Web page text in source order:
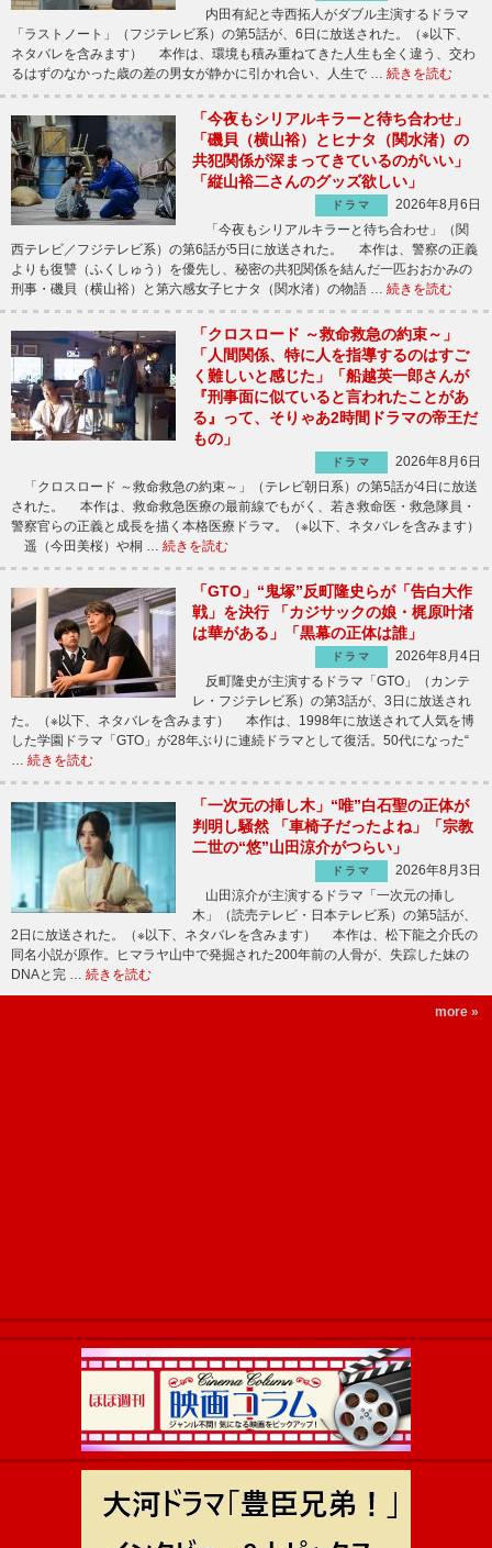
内田有紀と寺西拓人がダブル主演するドラマ
「ラストノート」（フジテレビ系）の第5話が、6日に放送された。（※以下、
ネタバレを含みます） 本作は、環境も積み重ねてきた人生も全く違う、交わ
るはずのなかった歳の差の男女が静かに引かれ合い、人生で … 続きを読む
「今夜もシリアルキラーと待ち合わせ」
「磯貝（横山裕）とヒナタ（関水渚）の
共犯関係が深まってきているのがいい」
「縦山裕二さんのグッズ欲しい」
ドラマ
2026年8月6日
「今夜もシリアルキラーと待ち合わせ」（関
西テレビ／フジテレビ系）の第6話が5日に放送された。 本作は、警察の正義
よりも復讐（ふくしゅう）を優先し、秘密の共犯関係を結んだ一匹おおかみの
刑事・磯貝（横山裕）と第六感女子ヒナタ（関水渚）の物語 … 続きを読む
「クロスロード ～救命救急の約束～」
「人間関係、特に人を指導するのはすご
く難しいと感じた」「船越英一郎さんが
『刑事面に似ていると言われたことがあ
る』って、そりゃあ2時間ドラマの帝王だ
もの」
ドラマ
2026年8月6日
「クロスロード ～救命救急の約束～」（テレビ朝日系）の第5話が4日に放送
された。 本作は、救命救急医療の最前線でもがく、若き救命医・救急隊員・
警察官らの正義と成長を描く本格医療ドラマ。（※以下、ネタバレを含みます）
遥（今田美桜）や桐 … 続きを読む
「GTO」“鬼塚”反町隆史らが「告白大作
戦」を決行 「カジサックの娘・梶原叶渚
は華がある」「黒幕の正体は誰」
ドラマ
2026年8月4日
反町隆史が主演するドラマ「GTO」（カンテ
レ・フジテレビ系）の第3話が、3日に放送され
た。（※以下、ネタバレを含みます） 本作は、1998年に放送されて人気を博
した学園ドラマ「GTO」が28年ぶりに連続ドラマとして復活。50代になった“
… 続きを読む
「一次元の挿し木」“唯”白石聖の正体が
判明し騒然 「車椅子だったよね」「宗教
二世の“悠”山田涼介がつらい」
ドラマ
2026年8月3日
山田涼介が主演するドラマ「一次元の挿し
木」（読売テレビ・日本テレビ系）の第5話が、
2日に放送された。（※以下、ネタバレを含みます） 本作は、松下龍之介氏の
同名小説が原作。ヒマラヤ山中で発掘された200年前の人骨が、失踪した妹の
DNAと完 … 続きを読む
more »